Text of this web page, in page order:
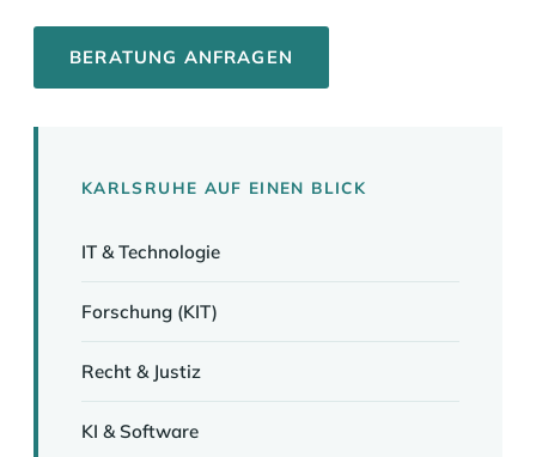
BERATUNG ANFRAGEN
KARLSRUHE AUF EINEN BLICK
IT & Technologie
Forschung (KIT)
Recht & Justiz
KI & Software